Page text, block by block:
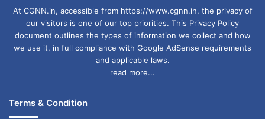
At CGNN.in, accessible from https://www.cgnn.in, the privacy of
our visitors is one of our top priorities. This Privacy Policy
document outlines the types of information we collect and how
we use it, in full compliance with Google AdSense requirements
and applicable laws.
read more...
Terms & Condition